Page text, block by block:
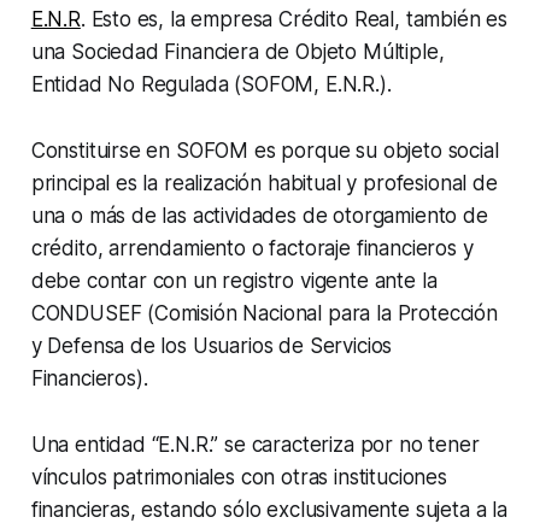
E.N.R. Esto es, la empresa Crédito Real, también es
una Sociedad Financiera de Objeto Múltiple,
Entidad No Regulada (SOFOM, E.N.R.).
Constituirse en SOFOM es porque su objeto social
principal es la realización habitual y profesional de
una o más de las actividades de otorgamiento de
crédito, arrendamiento o factoraje financieros y
debe contar con un registro vigente ante la
CONDUSEF (Comisión Nacional para la Protección
y Defensa de los Usuarios de Servicios
Financieros).
Una entidad “E.N.R.” se caracteriza por no tener
vínculos patrimoniales con otras instituciones
financieras, estando sólo exclusivamente sujeta a la